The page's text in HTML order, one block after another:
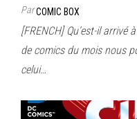
ParCOMIC BOX
[FRENCH] Qu’est-il arrivé
de comics du mois nous
celui…